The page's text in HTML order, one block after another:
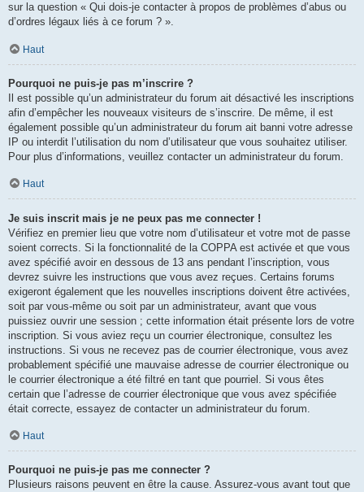
sur la question « Qui dois-je contacter à propos de problèmes d’abus ou
d’ordres légaux liés à ce forum ? ».
Haut
Pourquoi ne puis-je pas m’inscrire ?
Il est possible qu’un administrateur du forum ait désactivé les inscriptions
afin d’empêcher les nouveaux visiteurs de s’inscrire. De même, il est
également possible qu’un administrateur du forum ait banni votre adresse
IP ou interdit l’utilisation du nom d’utilisateur que vous souhaitez utiliser.
Pour plus d’informations, veuillez contacter un administrateur du forum.
Haut
Je suis inscrit mais je ne peux pas me connecter !
Vérifiez en premier lieu que votre nom d’utilisateur et votre mot de passe
soient corrects. Si la fonctionnalité de la COPPA est activée et que vous
avez spécifié avoir en dessous de 13 ans pendant l’inscription, vous
devrez suivre les instructions que vous avez reçues. Certains forums
exigeront également que les nouvelles inscriptions doivent être activées,
soit par vous-même ou soit par un administrateur, avant que vous
puissiez ouvrir une session ; cette information était présente lors de votre
inscription. Si vous aviez reçu un courrier électronique, consultez les
instructions. Si vous ne recevez pas de courrier électronique, vous avez
probablement spécifié une mauvaise adresse de courrier électronique ou
le courrier électronique a été filtré en tant que pourriel. Si vous êtes
certain que l’adresse de courrier électronique que vous avez spécifiée
était correcte, essayez de contacter un administrateur du forum.
Haut
Pourquoi ne puis-je pas me connecter ?
Plusieurs raisons peuvent en être la cause. Assurez-vous avant tout que